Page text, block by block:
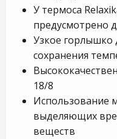
У термоса
предусмотрено
Узкое горлышко
сохранения
18/8
Использование
выделяющих
веществ